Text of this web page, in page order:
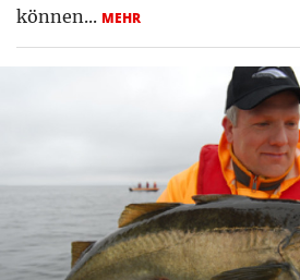
können... MEHR